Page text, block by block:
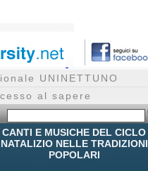
UNINETTUNO
al sapere
CANTI E MUSICHE DEL CICLO
NATALIZIO NELLE TRADIZIONI
POPOLARI